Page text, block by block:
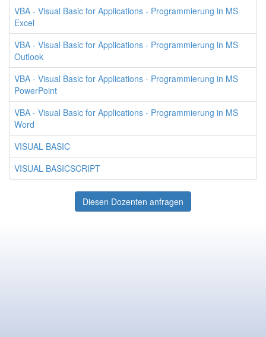
VBA - Visual Basic for Applications - Programmierung in MS
Excel
VBA - Visual Basic for Applications - Programmierung in MS
Outlook
VBA - Visual Basic for Applications - Programmierung in MS
PowerPoint
VBA - Visual Basic for Applications - Programmierung in MS
Word
VISUAL BASIC
VISUAL BASICSCRIPT
Diesen Dozenten anfragen